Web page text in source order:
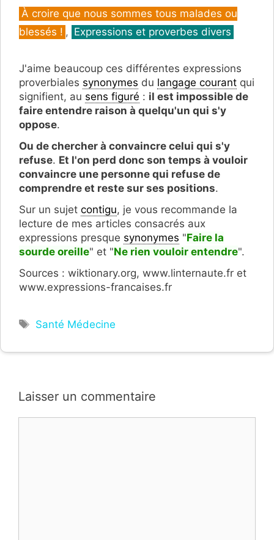
Catégories
À croire que nous sommes tous malades ou
blessés ! , Expressions et proverbes divers
J'aime beaucoup ces différentes expressions
proverbiales synonymes du langage courant qui
signifient, au sens figuré : il est impossible de
faire entendre raison à quelqu'un qui s'y
oppose.
Ou de chercher à convaincre celui qui s'y
refuse. Et l'on perd donc son temps à vouloir
convaincre une personne qui refuse de
comprendre et reste sur ses positions.
Sur un sujet contigu, je vous recommande la
lecture de mes articles consacrés aux
expressions presque synonymes "Faire la
sourde oreille" et "Ne rien vouloir entendre".
Sources : wiktionary.org, www.linternaute.fr et
www.expressions-francaises.fr
Étiquettes
Santé Médecine
Laisser un commentaire